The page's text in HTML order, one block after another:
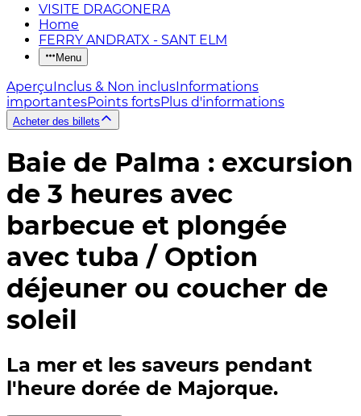
VISITE DRAGONERA
Home
FERRY ANDRATX - SANT ELM
Menu
AperçuInclus & Non inclusInformations
importantesPoints fortsPlus d'informations
Acheter des billets
Baie de Palma : excursion
de 3 heures avec
barbecue et plongée
avec tuba / Option
déjeuner ou coucher de
soleil
La mer et les saveurs pendant
l'heure dorée de Majorque.